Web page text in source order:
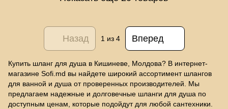
Назад 1 из 4 Вперед
Купить шланг для душа в Кишиневе, Молдова? В интернет-
магазине Sofi.md вы найдете широкий ассортимент шлангов
для ванной и душа от проверенных производителей. Мы
предлагаем надежные и долговечные шланги для душа по
доступным ценам, которые подойдут для любой сантехники.